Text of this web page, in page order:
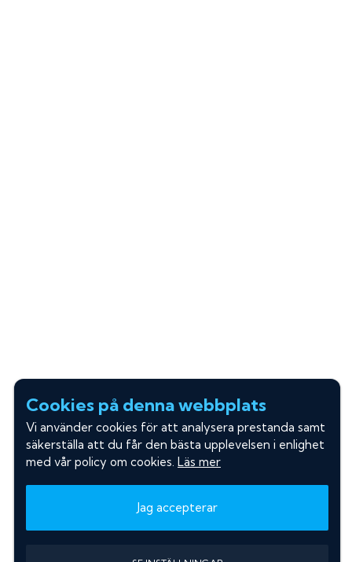
Cookies på denna webbplats
Vi använder cookies för att analysera prestanda samt
säkerställa att du får den bästa upplevelsen i enlighet
med vår policy om cookies. Läs mer
Jag accepterar